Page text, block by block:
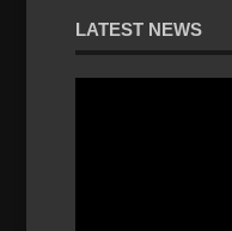
LATEST NEWS